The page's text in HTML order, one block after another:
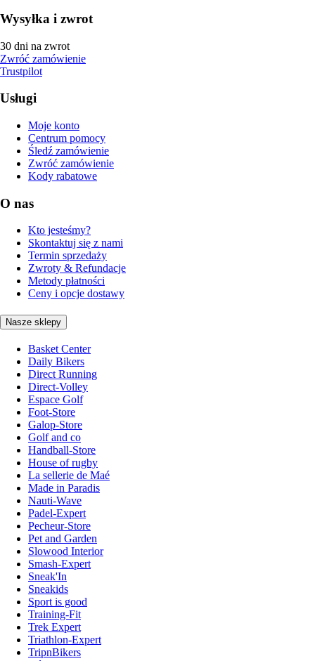
Wysyłka i zwrot
30 dni na zwrot
Zwróć zamówienie
Trustpilot
Usługi
Moje konto
Centrum pomocy
Śledź zamówienie
Zwróć zamówienie
Kody rabatowe
O nas
Kto jesteśmy?
Skontaktuj się z nami
Termin sprzedaży
Zwroty & Refundacje
Metody płatności
Ceny i opcje dostawy
Nasze sklepy
Basket Center
Daily Bikers
Direct Running
Direct-Volley
Espace Golf
Foot-Store
Galop-Store
Golf and co
Handball-Store
House of rugby
La sellerie de Maé
Made in Paradis
Nauti-Wave
Padel-Expert
Pecheur-Store
Pet and Garden
Slowood Interior
Smash-Expert
Sneak'In
Sneakids
Sport is good
Training-Fit
Trek Expert
Triathlon-Expert
TripnBikers